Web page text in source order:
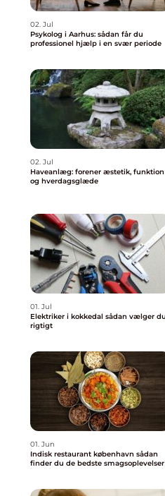
02. Jul
Psykolog i Aarhus: sådan får du
professionel hjælp i en svær periode
02. Jul
Haveanlæg: forener æstetik, funktion
og hverdagsglæde
01. Jul
Elektriker i kokkedal sådan vælger du
rigtigt
01. Jun
Indisk restaurant københavn sådan
finder du de bedste smagsoplevelser